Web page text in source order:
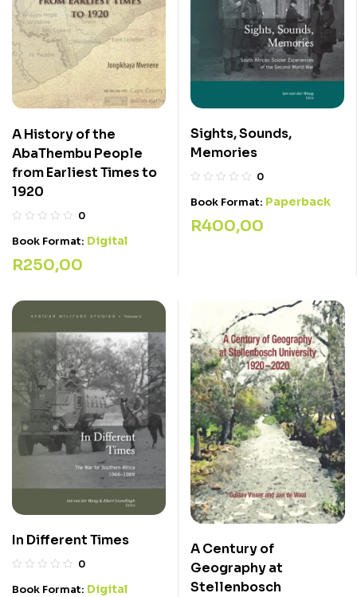
A History of the
AbaThembu People
from Earliest Times to
1920
0
Book Format: Digital
R250,00
Sights, Sounds,
Memories
0
Book Format: Paperback
R400,00
In Different Times
0
Book Format: Digital
A Century of
Geography at
Stellenbosch